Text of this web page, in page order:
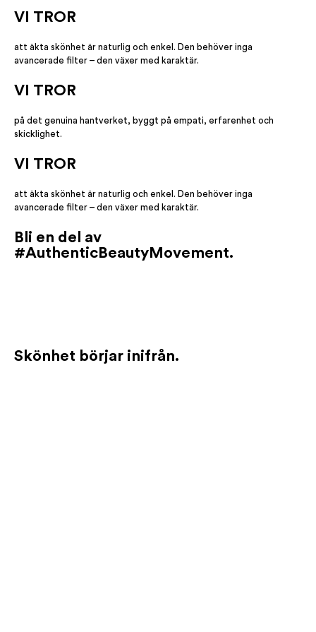
VI TROR
att äkta skönhet är naturlig och enkel. Den behöver inga
avancerade filter – den växer med karaktär.
VI TROR
på det genuina hantverket, byggt på empati, erfarenhet och
skicklighet.
VI TROR
att äkta skönhet är naturlig och enkel. Den behöver inga
avancerade filter – den växer med karaktär.
Bli en del av
#AuthenticBeautyMovement.
Skönhet börjar inifrån.